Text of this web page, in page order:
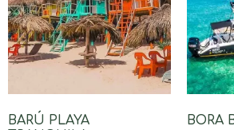
BARÚ PLAYA
BORA